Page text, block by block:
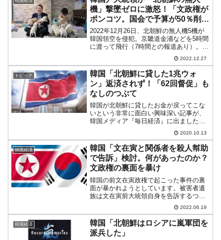
機」撃墜ゼロに激怒！「文政権が
ポンコツ。国会で予算が50％削ら
れた」と嘆く
2022年12月26日、北朝鮮の無人機5機が
韓国領空を侵犯。京畿道金浦などを5時間
に渡って飛行（7時間との報道あり）。民
家近くまで迫りました。韓国軍は撃墜を
目指しましたが、1機も撃墜できませんで
した。また、この無人機に対応するため
26日11...
2022.12.27
トピック
韓国「北朝鮮に貸した1兆ウォ
ン」返済されず！「62回督促」も
なしのつぶて
韓国が北朝鮮に貸したお金が戻ってこな
いという非常に面白い興味深い記事が、
韓国メディア『毎日経済』に出ましたの
でご紹介します。（前略）統一部が13
日、国会の外交統一委員会所属の国民の
力・ジョテヨン議員に提出した資料によ
ると、政府は2000年か...
2020.10.13
韓国経済
韓国「文在寅と関係者を殺人幇助
で告訴」検討。何があったのか？
文政権の裏面を暴け
韓国の前文在寅政権で起こった事件の裏
面が暴かれようとしています。被害者遺
族は文在寅前大統領自身を告訴するつも
りです。「小延坪島海域公務員銃撃事
件」と呼ばれるものです。どんな事件だ
ったのか？2020年09月22日夜、海洋水産
部の公務員であるイ...
2022.06.19
韓国経済
韓国「北朝鮮はロシアに嵐軍団を
派兵した」